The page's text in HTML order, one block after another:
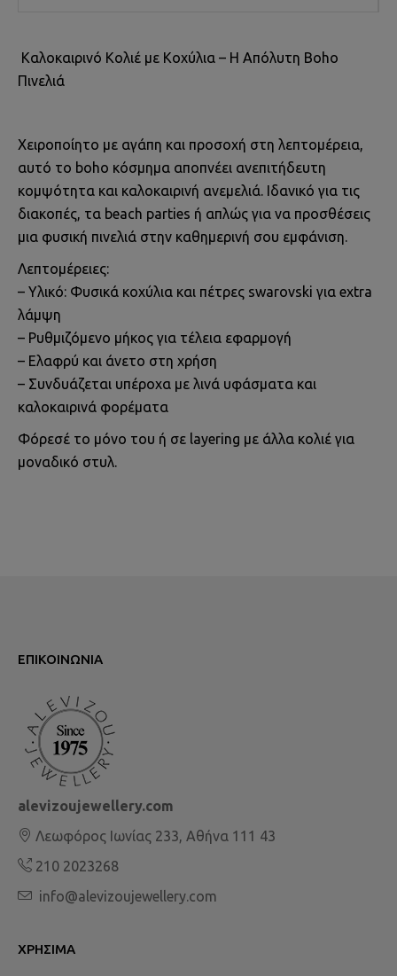
Καλοκαιρινό Κολιέ με Κοχύλια – Η Απόλυτη Boho
Πινελιά
Χειροποίητο με αγάπη και προσοχή στη λεπτομέρεια,
αυτό το boho κόσμημα αποπνέει ανεπιτήδευτη
κομψότητα και καλοκαιρινή ανεμελιά. Ιδανικό για τις
διακοπές, τα beach parties ή απλώς για να προσθέσεις
μια φυσική πινελιά στην καθημερινή σου εμφάνιση.
Λεπτομέρειες:
– Υλικό: Φυσικά κοχύλια και πέτρες swarovski για extra
λάμψη
– Ρυθμιζόμενο μήκος για τέλεια εφαρμογή
– Ελαφρύ και άνετο στη χρήση
– Συνδυάζεται υπέροχα με λινά υφάσματα και
καλοκαιρινά φορέματα
Φόρεσέ το μόνο του ή σε layering με άλλα κολιέ για
μοναδικό στυλ.
ΕΠΙΚΟΙΝΩΝΊΑ
alevizoujewellery.com
Λεωφόρος Ιωνίας 233, Αθήνα 111 43
210 2023268
info@alevizoujewellery.com
ΧΡΉΣΙΜΑ